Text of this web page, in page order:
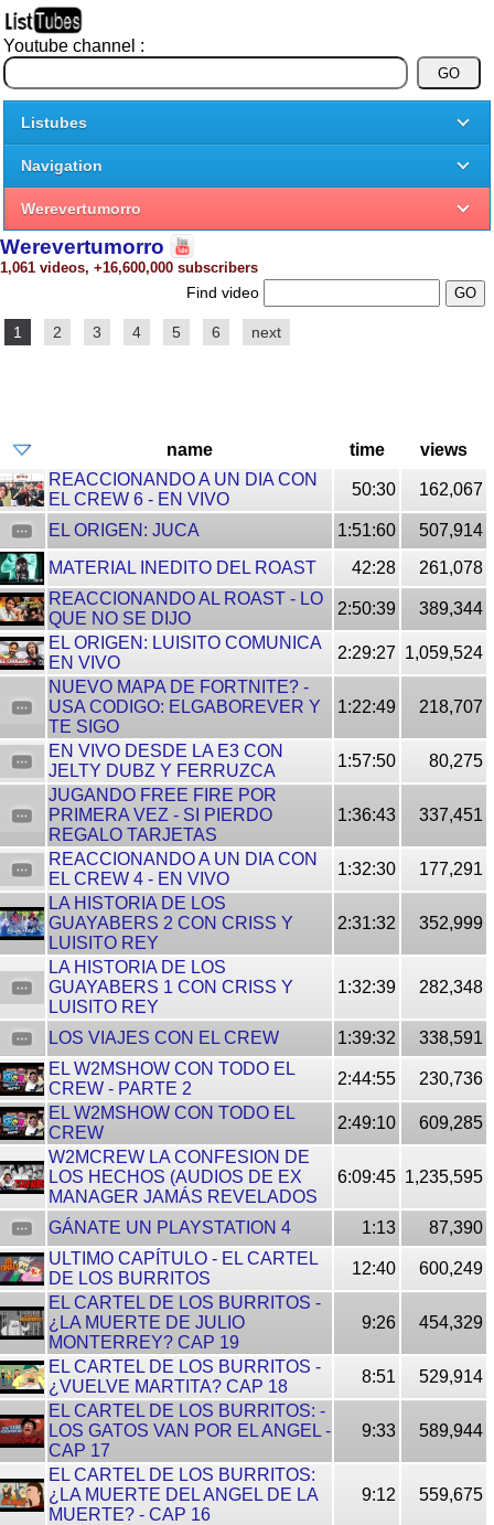
Youtube channel :
Listubes
Navigation
Werevertumorro
Werevertumorro
1,061 videos, +16,600,000 subscribers
Find video
1 2 3 4 5 6 next
name time
views
REACCIONANDO A UN DIA CON
EL CREW 6 - EN VIVO
50:30 162,067
EL ORIGEN: JUCA 1:51:60
507,914
MATERIAL INEDITO DEL ROAST
42:28
261,078
REACCIONANDO AL ROAST - LO
QUE NO SE DIJO
2:50:39
389,344
EL ORIGEN: LUISITO COMUNICA
EN VIVO
2:29:27 1,059,524
NUEVO MAPA DE FORTNITE? -
USA CODIGO: ELGABOREVER Y
TE SIGO
1:22:49 218,707
EN VIVO DESDE LA E3 CON
JELTY DUBZ Y FERRUZCA
1:57:50
80,275
JUGANDO FREE FIRE POR
PRIMERA VEZ - SI PIERDO
REGALO TARJETAS
1:36:43 337,451
REACCIONANDO A UN DIA CON
EL CREW 4 - EN VIVO
1:32:30
177,291
LA HISTORIA DE LOS
GUAYABERS 2 CON CRISS Y
LUISITO REY
2:31:32 352,999
LA HISTORIA DE LOS
GUAYABERS 1 CON CRISS Y
LUISITO REY
1:32:39 282,348
LOS VIAJES CON EL CREW 1:39:32
338,591
EL W2MSHOW CON TODO EL
CREW - PARTE 2
2:44:55
230,736
EL W2MSHOW CON TODO EL
CREW
2:49:10
609,285
W2MCREW LA CONFESION DE
LOS HECHOS (AUDIOS DE EX
MANAGER JAMÁS REVELADOS
6:09:45 1,235,595
GÁNATE UN PLAYSTATION 4 1:13
87,390
ULTIMO CAPÍTULO - EL CARTEL
DE LOS BURRITOS
12:40
600,249
EL CARTEL DE LOS BURRITOS -
¿LA MUERTE DE JULIO
MONTERREY? CAP 19
9:26 454,329
EL CARTEL DE LOS BURRITOS -
¿VUELVE MARTITA? CAP 18
8:51
529,914
EL CARTEL DE LOS BURRITOS: -
LOS GATOS VAN POR EL ANGEL -
CAP 17
9:33 589,944
EL CARTEL DE LOS BURRITOS:
¿LA MUERTE DEL ANGEL DE LA
MUERTE? - CAP 16
9:12 559,675